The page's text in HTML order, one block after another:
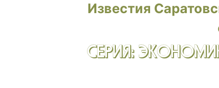
Известия
СЕРИЯ: